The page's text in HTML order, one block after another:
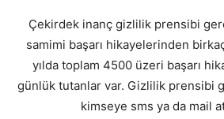
Çekirdek inanç gizlilik prensibi
samimi başarı hikayelerinden
yılda toplam 4500 üzeri başarı
günlük tutanlar var. Gizlilik prensibi
kimseye sms ya da mail